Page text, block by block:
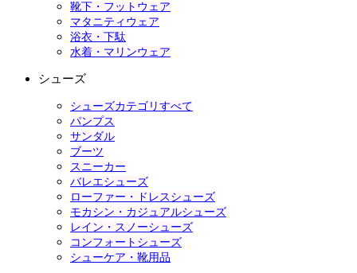
靴下・フットウェア
マタニティウェア
浴衣・下駄
水着・マリンウェア
シューズ
シューズカテゴリすべて
パンプス
サンダル
ブーツ
スニーカー
バレエシューズ
ローファー・ドレスシューズ
モカシン・カジュアルシューズ
レイン・スノーシューズ
コンフォートシューズ
シューケア・靴用品